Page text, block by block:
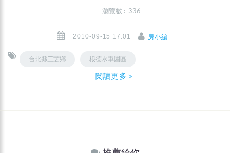
瀏覽數 : 336
2010-09-15 17:01 房小編
台北縣三芝鄉 根德水車園區
閱讀更多＞